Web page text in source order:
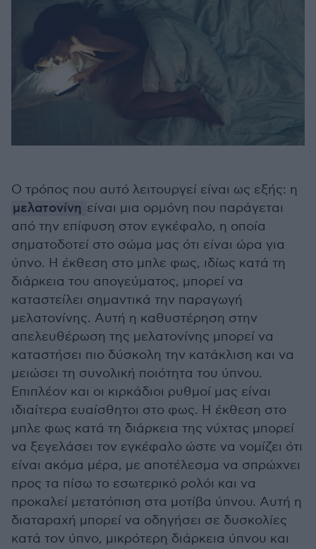
Ο τρόπος που αυτό λειτουργεί είναι ως εξής: η
μελατονίνη είναι μια ορμόνη που παράγεται
από την επίφυση στον εγκέφαλο, η οποία
σηματοδοτεί στο σώμα μας ότι είναι ώρα για
ύπνο. Η έκθεση στο μπλε φως, ιδίως κατά τη
διάρκεια του απογεύματος, μπορεί να
καταστείλει σημαντικά την παραγωγή
μελατονίνης. Αυτή η καθυστέρηση στην
απελευθέρωση της μελατονίνης μπορεί να
καταστήσει πιο δύσκολη την κατάκλιση και να
μειώσει τη συνολική ποιότητα του ύπνου.
Επιπλέον και οι κιρκάδιοι ρυθμοί μας είναι
ιδιαίτερα ευαίσθητοι στο φως. Η έκθεση στο
μπλε φως κατά τη διάρκεια της νύχτας μπορεί
να ξεγελάσει τον εγκέφαλο ώστε να νομίζει ότι
είναι ακόμα μέρα, με αποτέλεσμα να σπρώχνει
προς τα πίσω το εσωτερικό ρολόι και να
προκαλεί μετατόπιση στα μοτίβα ύπνου. Αυτή η
διαταραχή μπορεί να οδηγήσει σε δυσκολίες
κατά τον ύπνο, μικρότερη διάρκεια ύπνου και